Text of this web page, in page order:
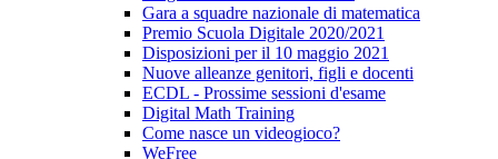
Gara a squadre nazionale di matematica
Premio Scuola Digitale 2020/2021
Disposizioni per il 10 maggio 2021
Nuove alleanze genitori, figli e docenti
ECDL - Prossime sessioni d'esame
Digital Math Training
Come nasce un videogioco?
WeFree